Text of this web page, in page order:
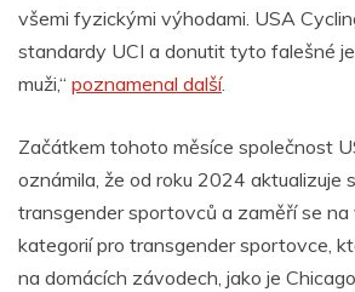
všemi fyzickými výhodami. USA
standardy UCI a donutit tyto falešné
muži,“ poznamenal další.
Začátkem tohoto měsíce společnost
oznámila, že od roku 2024 aktualizuje
transgender sportovců a zaměří se
kategorií pro transgender sportovce,
na domácích závodech, jako je